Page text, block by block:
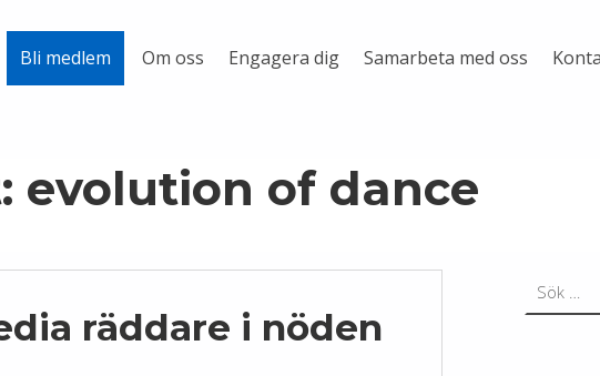
Bli medlem Om oss Engagera dig Samarbeta med oss
evolution of dance
räddare i nöden